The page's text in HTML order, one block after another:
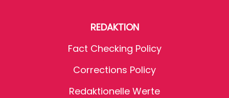
REDAKTION
Fact Checking Policy
Corrections Policy
Redaktionelle Werte